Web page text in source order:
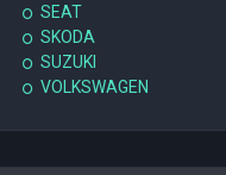
SEAT
SKODA
SUZUKI
VOLKSWAGEN